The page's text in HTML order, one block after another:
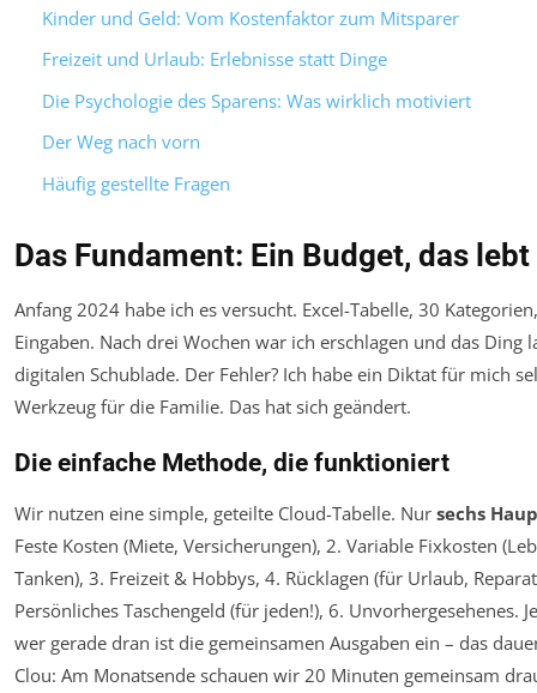
Kinder und Geld: Vom Kostenfaktor zum Mitsparer
Freizeit und Urlaub: Erlebnisse statt Dinge
Die Psychologie des Sparens: Was wirklich motiviert
Der Weg nach vorn
Häufig gestellte Fragen
Das Fundament: Ein Budget, das lebt
Anfang 2024 habe ich es versucht. Excel-Tabelle, 30
Eingaben. Nach drei Wochen war ich erschlagen und das Ding
digitalen Schublade. Der Fehler? Ich habe ein Diktat für mich
Werkzeug für die Familie. Das hat sich geändert.
Die einfache Methode, die funktioniert
Wir nutzen eine simple, geteilte Cloud-Tabelle. Nur sechs
Feste Kosten (Miete, Versicherungen), 2. Variable Fixkosten
Tanken), 3. Freizeit & Hobbys, 4. Rücklagen (für Urlaub,
Persönliches Taschengeld (für jeden!), 6. Unvorhergesehenes.
wer gerade dran ist die gemeinsamen Ausgaben ein – das
Clou: Am Monatsende schauen wir 20 Minuten gemeinsam